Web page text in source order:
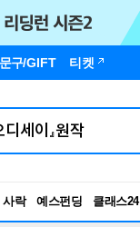
문구/GIFT 티켓
사락 예스펀딩 클래스24